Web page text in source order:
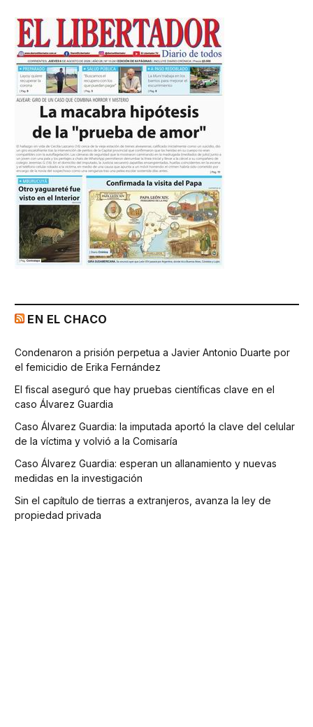
EN EL CHACO
Condenaron a prisión perpetua a Javier Antonio Duarte por
el femicidio de Erika Fernández
El fiscal aseguró que hay pruebas científicas clave en el
caso Álvarez Guardia
Caso Álvarez Guardia: la imputada aportó la clave del celular
de la víctima y volvió a la Comisaría
Caso Álvarez Guardia: esperan un allanamiento y nuevas
medidas en la investigación
Sin el capítulo de tierras a extranjeros, avanza la ley de
propiedad privada